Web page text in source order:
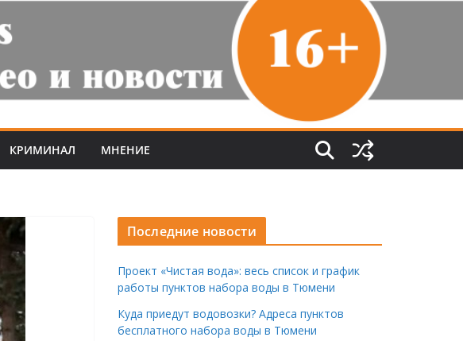
КРИМИНАЛ МНЕНИЕ
Последние новости
Проект «Чистая вода»: весь список и график
работы пунктов набора воды в Тюмени
Куда приедут водовозки? Адреса пунктов
бесплатного набора воды в Тюмени